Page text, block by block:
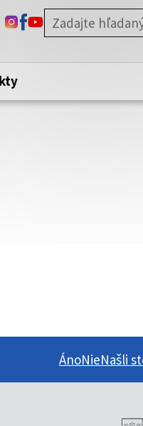
Zabezpečená
webového sídla.
ODKAZ SA OTVORÍ NA
ODKAZ SA OTVORÍ NA
ODKAZ SA OTVORÍ NA
ÁnoNieNašli